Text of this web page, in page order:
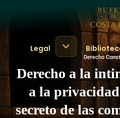
Legal
Derecho
Derecho a la
a la
secreto de las